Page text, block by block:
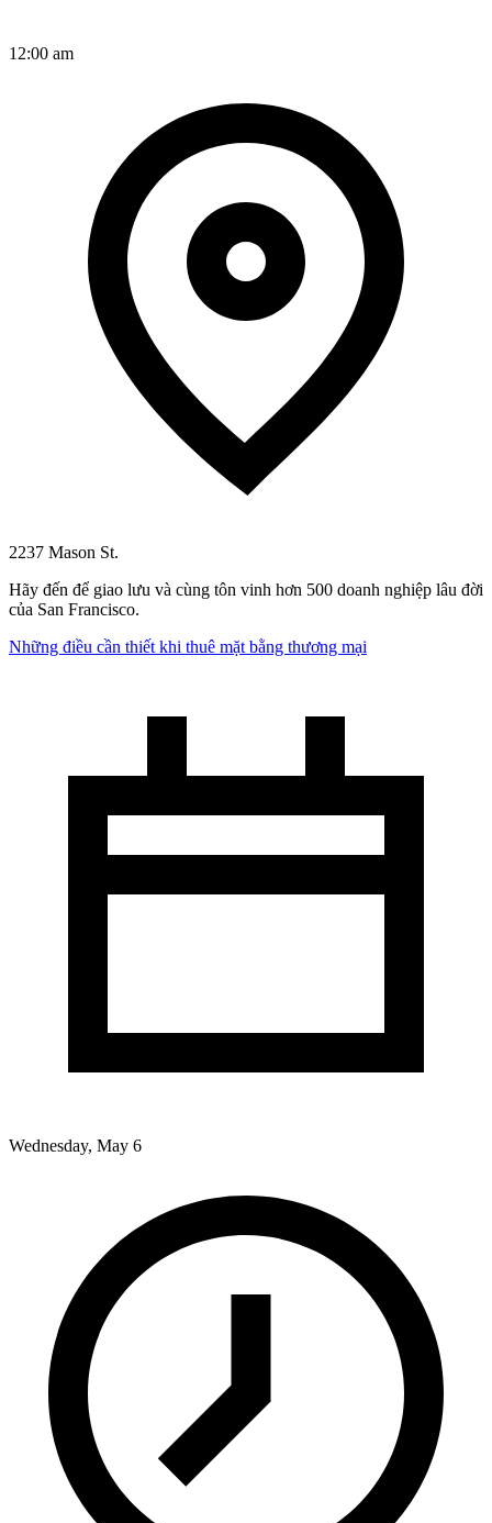
12:00 am
2237 Mason St.
Hãy đến để giao lưu và cùng tôn vinh hơn 500 doanh nghiệp lâu đời
của San Francisco.
Những điều cần thiết khi thuê mặt bằng thương mại
Wednesday, May 6